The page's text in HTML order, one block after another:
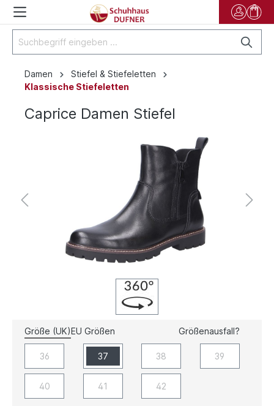
Damen
Stiefel & Stiefeletten
Klassische Stiefeletten
Caprice Damen Stiefel
Größe (UK)EU Größen Größenausfall?
36 37 38 39
40 41 42